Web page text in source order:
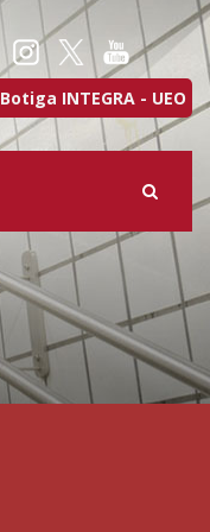
Botiga INTEGRA - UEO